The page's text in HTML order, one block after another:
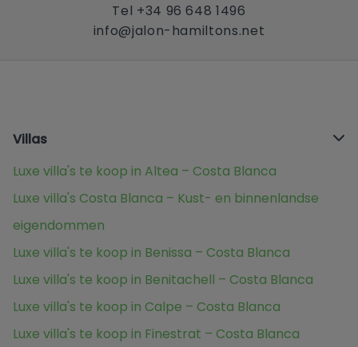
Tel +34 96 648 1496
info@jalon-hamiltons.net
Villas
Luxe villa's te koop in Altea – Costa Blanca
Luxe villa's Costa Blanca – Kust- en binnenlandse
eigendommen
Luxe villa's te koop in Benissa – Costa Blanca
Luxe villa's te koop in Benitachell – Costa Blanca
Luxe villa's te koop in Calpe – Costa Blanca
Luxe villa's te koop in Finestrat – Costa Blanca